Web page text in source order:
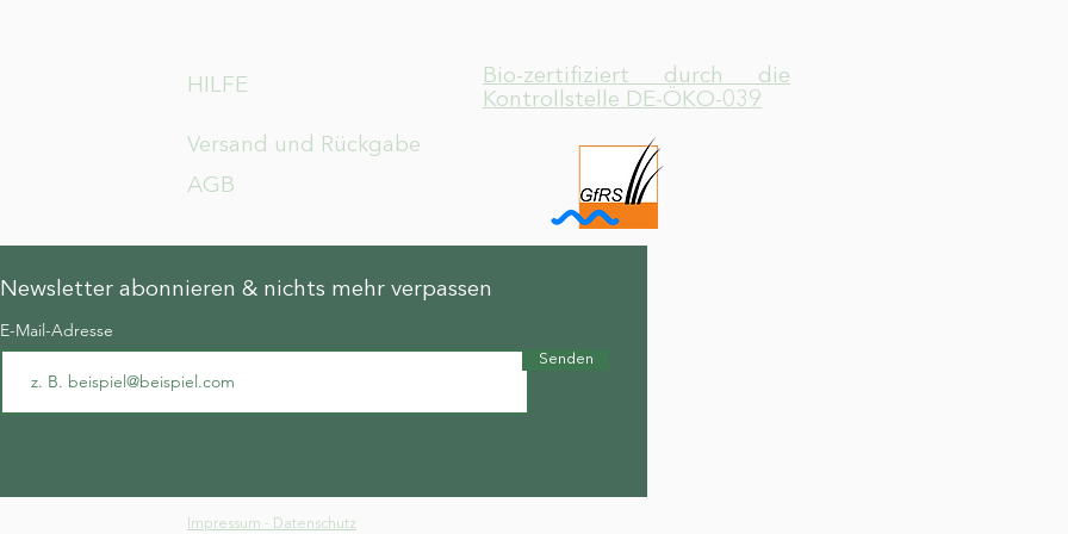
HILFE
Bio-zertifiziert durch die
Kontrollstelle DE-ÖKO-039
Versand und Rückgabe
AGB
Newsletter abonnieren & nichts mehr verpassen
E-Mail-Adresse
Senden
Impressum - Datenschutz